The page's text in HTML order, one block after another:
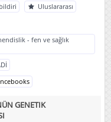
Uluslararası
- fen ve sağlık
GENETIK